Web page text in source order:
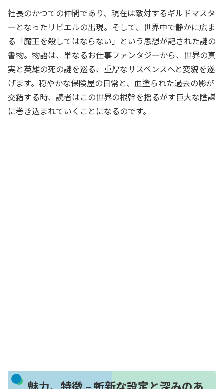
社長のかつての仲間であり、現在は敵対するギルドマスタ
ーとなったリビエルの出現。そして、世界中で静かに広ま
る「魔王を殺してはならない」という思想が記された謎の
書物。物語は、単なるお仕事ファンタジーから、世界の真
実と英雄の死の謎を巡る、重厚なサスペンスへと変貌を遂
げます。穏やかな保険屋の日常と、血塗られた過去の影が
交錯する時、読者はこの世界の根幹を揺るがす巨大な陰謀
に巻き込まれていくことになるのです。